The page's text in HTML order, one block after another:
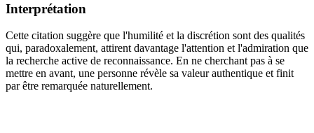
Interprétation
Cette citation suggère que l'humilité et la discrétion sont des qualités
qui, paradoxalement, attirent davantage l'attention et l'admiration que
la recherche active de reconnaissance. En ne cherchant pas à se
mettre en avant, une personne révèle sa valeur authentique et finit
par être remarquée naturellement.